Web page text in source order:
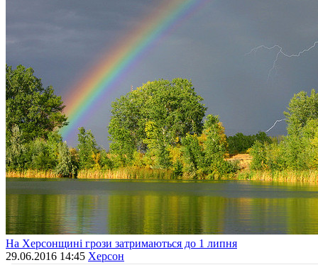
На Херсонщині грози затримаються до 1 липня
29.06.2016 14:45 Херсон